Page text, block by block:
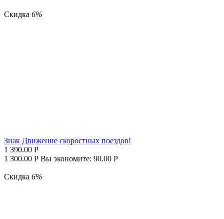
Скидка 6%
Знак Движение скоростных поездов!
1 390.00 Р
1 300.00 Р Вы экономите: 90.00 Р
Скидка 6%